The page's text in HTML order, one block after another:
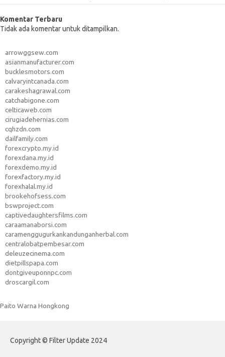
Komentar Terbaru
Tidak ada komentar untuk ditampilkan.
arrowggsew.com
asianmanufacturer.com
bucklesmotors.com
calvaryintcanada.com
carakeshagrawal.com
catchabigone.com
celticaweb.com
cirugiadehernias.com
cqhzdn.com
dailfamily.com
forexcrypto.my.id
forexdana.my.id
forexdemo.my.id
forexfactory.my.id
forexhalal.my.id
brookehofsess.com
bswproject.com
captivedaughtersfilms.com
caraamanaborsi.com
caramenggugurkankandunganherbal.com
centralobatpembesar.com
deleuzecinema.com
dietpillspapa.com
dontgiveuponnpc.com
droscargil.com
Paito Warna Hongkong
Copyright © Filter Update 2024